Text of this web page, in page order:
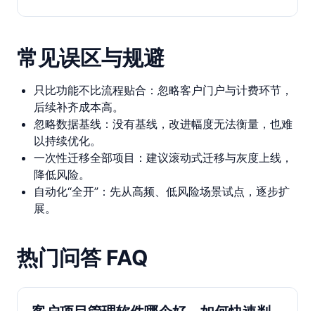
常见误区与规避
只比功能不比流程贴合：忽略客户门户与计费环节，
后续补齐成本高。
忽略数据基线：没有基线，改进幅度无法衡量，也难
以持续优化。
一次性迁移全部项目：建议滚动式迁移与灰度上线，
降低风险。
自动化“全开”：先从高频、低风险场景试点，逐步扩
展。
热门问答 FAQ